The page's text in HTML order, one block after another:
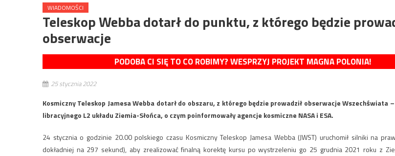
WIADOMOŚCI
Teleskop Webba dotarł do punktu, z którego będzie
obserwacje
PODOBA CI SIĘ TO CO ROBIMY? WESPRZYJ PROJEKT MAGNA POLONIA!
25 stycznia 2022
Kosmiczny Teleskop Jamesa Webba dotarł do obszaru, z którego będzie prowadził obserwacje Wszechświata
libracyjnego L2 układu Ziemia-Słońca, o czym poinformowały agencje kosmiczne NASA i ESA.
24 stycznia o godzinie 20.00 polskiego czasu Kosmiczny Teleskop Jamesa Webba (JWST) uruchomił silniki na
dokładniej na 297 sekund), aby zrealizować finalną korektę kursu po wystrzeleniu go 25 grudnia 2021 roku z